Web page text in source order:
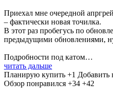
Приехал мне очередной
– фактически новая точилка.
В этот раз пробегусь по
предыдущими обновлениями,
Подробности под катом…
читать дальше
Планирую купить +1 Добавить
Обзор понравился +34 +42